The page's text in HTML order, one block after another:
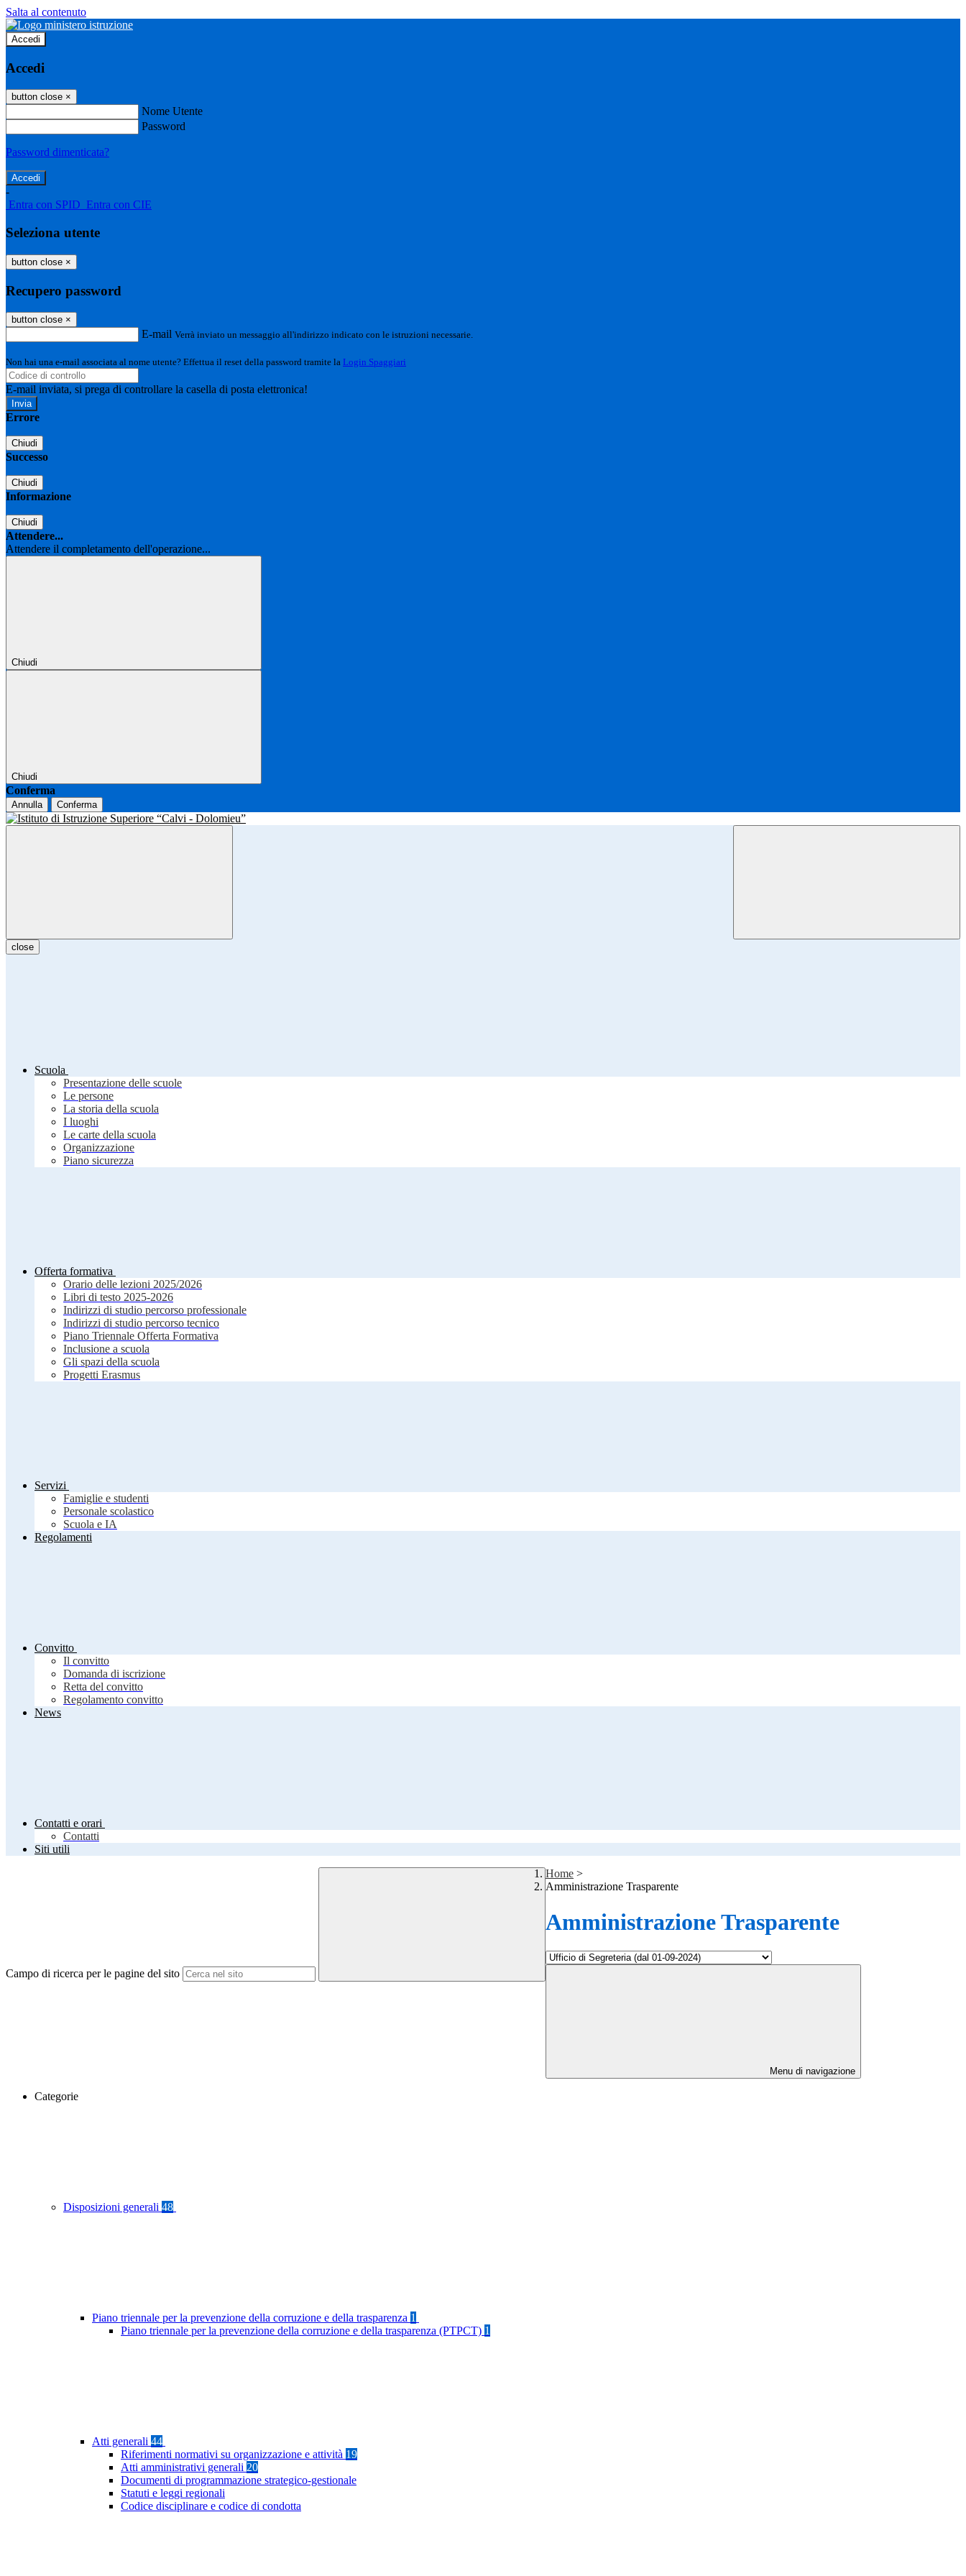
Salta al contenuto
Accedi
Accedi
button close ×
Nome Utente
Password
Password dimenticata?
-
Entra con SPID Entra con CIE
Seleziona utente
button close ×
Recupero password
button close ×
E-mail Verrà inviato un messaggio all'indirizzo indicato con le istruzioni necessarie.
Non hai una e-mail associata al nome utente? Effettua il reset della password tramite la Login Spaggiari
E-mail inviata, si prega di controllare la casella di posta elettronica!
Errore
Chiudi
Successo
Chiudi
Informazione
Chiudi
Attendere...
Attendere il completamento dell'operazione...
Chiudi
Chiudi
Conferma
Annulla Conferma
close
Scuola
Presentazione delle scuole
Le persone
La storia della scuola
I luoghi
Le carte della scuola
Organizzazione
Piano sicurezza
Offerta formativa
Orario delle lezioni 2025/2026
Libri di testo 2025-2026
Indirizzi di studio percorso professionale
Indirizzi di studio percorso tecnico
Piano Triennale Offerta Formativa
Inclusione a scuola
Gli spazi della scuola
Progetti Erasmus
Servizi
Famiglie e studenti
Personale scolastico
Scuola e IA
Regolamenti
Convitto
Il convitto
Domanda di iscrizione
Retta del convitto
Regolamento convitto
News
Contatti e orari
Contatti
Siti utili
Campo di ricerca per le pagine del sito
Home >
Amministrazione Trasparente
Amministrazione Trasparente
Menu di navigazione
Categorie
Disposizioni generali 48
Piano triennale per la prevenzione della corruzione e della trasparenza 1
Piano triennale per la prevenzione della corruzione e della trasparenza (PTPCT) 1
Atti generali 44
Riferimenti normativi su organizzazione e attività 19
Atti amministrativi generali 20
Documenti di programmazione strategico-gestionale
Statuti e leggi regionali
Codice disciplinare e codice di condotta